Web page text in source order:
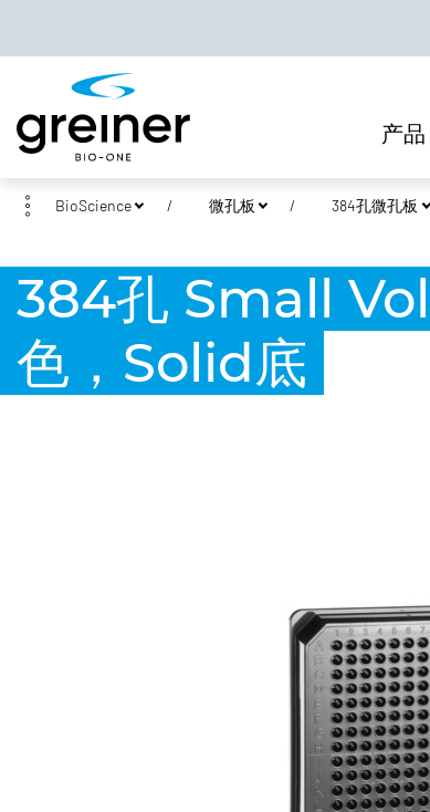
产品
BioScience 微孔板 384孔微孔板
384孔 Small
色，Solid底